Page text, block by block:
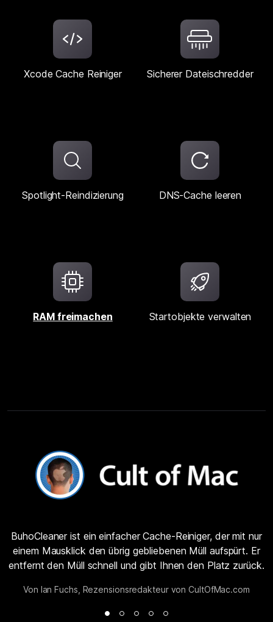
Xcode Cache Reiniger Sicherer Dateischredder
Spotlight-Reindizierung DNS-Cache leeren
RAM freimachen Startobjekte verwalten
BuhoCleaner ist ein einfacher Cache-Reiniger, der mit nur
einem Mausklick den übrig gebliebenen Müll aufspürt. Er
entfernt den Müll schnell und gibt Ihnen den Platz zurück.
Von Ian Fuchs, Rezensionsredakteur von CultOfMac.com